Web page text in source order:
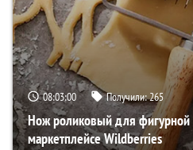
08:02:59 Получили:265
Нож роликовый для фигурной
маркетплейсе Wildberries